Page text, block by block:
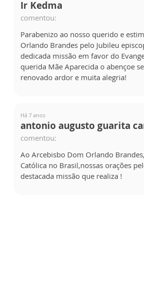
Ir Kedma
comentou:
Parabenizo ao nosso querido e
Orlando Brandes pelo Jubileu
dedicada missão em favor do
querida Mãe Aparecida o abençoe
renovado ardor e muita alegria!
Há 7 anos
antonio augusto guarita
comentou:
Ao Arcebisbo Dom Orlando
Católica no Brasil,nossas orações
destacada missão que realiza !